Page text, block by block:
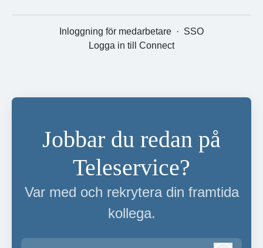
Inloggning för medarbetare · SSO
Logga in till Connect
Jobbar du redan på
Teleservice?
Var med och rekrytera din framtida
kollega.